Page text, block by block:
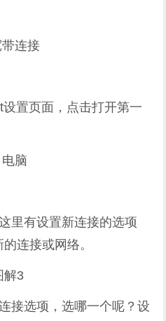
置页面，点击打开第一
里有设置新连接的选项
连接或网络。
解3
接选项，选哪一个呢？设